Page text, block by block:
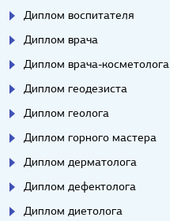
Диплом воспитателя
Диплом врача
Диплом врача-косметолога
Диплом геодезиста
Диплом геолога
Диплом горного мастера
Диплом дерматолога
Диплом дефектолога
Диплом диетолога